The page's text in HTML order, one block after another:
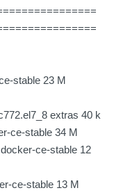
stable 23 M
extras 40 k
ce-stable 34 M
ce-stable 12
ce-stable 13 M